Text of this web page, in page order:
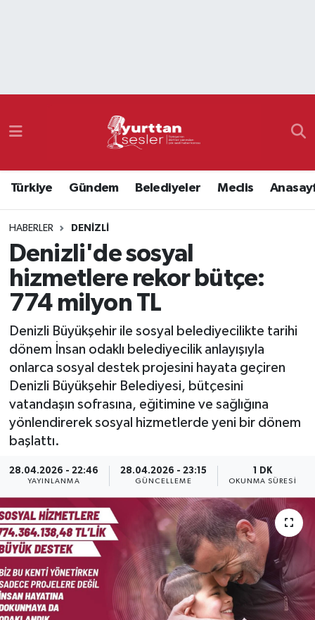
Türkiye Gündem Belediyeler Meclis
HABERLER DENIZLI
Denizli'de sosyal
hizmetlere rekor bütçe:
774 milyon TL
Denizli Büyükşehir ile sosyal belediyecilikte tarihi
dönem İnsan odaklı belediyecilik anlayışıyla
onlarca sosyal destek projesini hayata geçiren
Denizli Büyükşehir Belediyesi, bütçesini
vatandaşın sofrasına, eğitimine ve sağlığına
yönlendirerek sosyal hizmetlerde yeni bir dönem
başlattı.
28.04.2026 - 22:46
YAYINLANMA
28.04.2026 - 23:15
GÜNCELLEME
1 DK
OKUNMA SÜRESI
Namaz Vakitleri
Süper Lig Puan Durumu ve Fikstür
Tüm Manşetler
Son Dakika Haberleri
Haber Arşivi